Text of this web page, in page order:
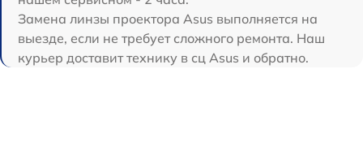
Замена линзы проектора Asus выполняется на
выезде, если не требует сложного ремонта. Наш
курьер доставит технику в сц Asus и обратно.